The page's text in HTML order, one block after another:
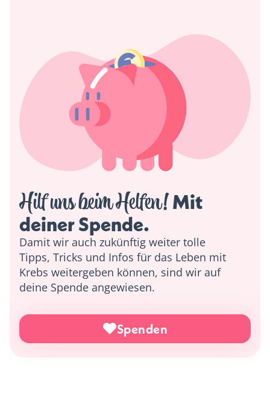
Hilf uns beim Helfen! Mit
deiner Spende.
Damit wir auch zukünftig weiter tolle
Tipps, Tricks und Infos für das Leben mit
Krebs weitergeben können, sind wir auf
deine Spende angewiesen.
Spenden